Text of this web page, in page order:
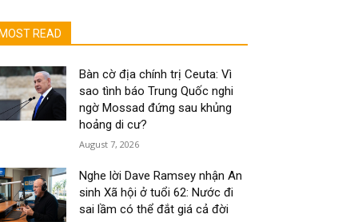
MOST READ
Bàn cờ địa chính trị Ceuta: Vì
sao tình báo Trung Quốc nghi
ngờ Mossad đứng sau khủng
hoảng di cư?
August 7, 2026
Nghe lời Dave Ramsey nhận An
sinh Xã hội ở tuổi 62: Nước đi
sai lầm có thể đắt giá cả đời